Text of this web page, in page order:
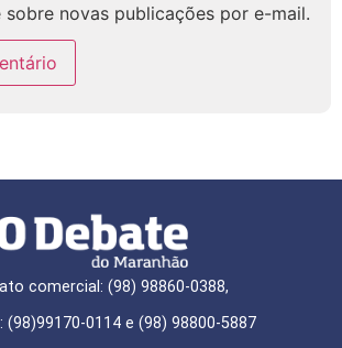
novas publicações por e-mail.
comercial: (98) 98860-0388,
(98)99170-0114 e (98) 98800-5887